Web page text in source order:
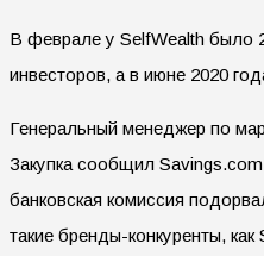
В феврале у SelfWealth было
инвесторов, а в июне 2020
Генеральный менеджер по
Закупка сообщил
банковская комиссия
такие бренды-конкуренты,